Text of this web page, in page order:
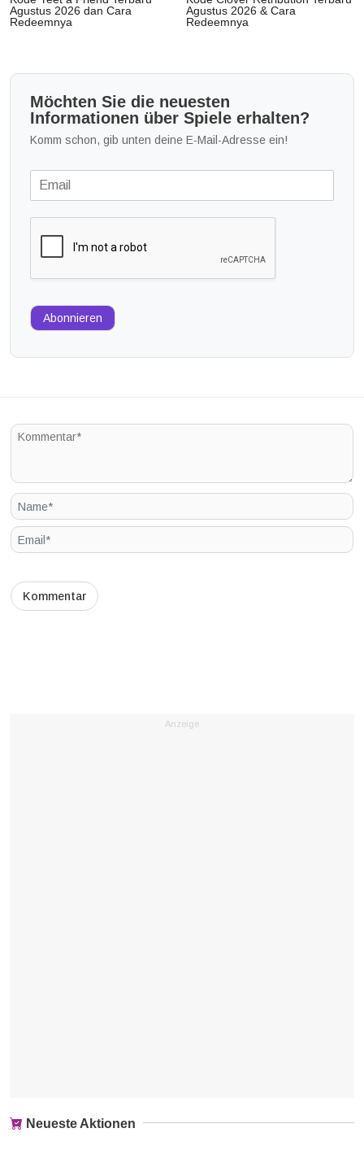
Agustus 2026 dan Cara
Redeemnya
Agustus 2026 & Cara
Redeemnya
Möchten Sie die neuesten
Informationen über Spiele erhalten?
Komm schon, gib unten deine E-Mail-Adresse ein!
Abonnieren
Anzeige
Neueste Aktionen